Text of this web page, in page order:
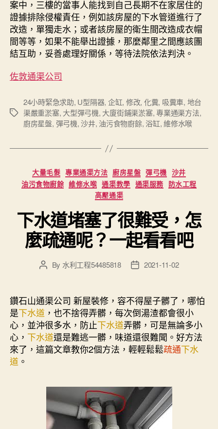
案中，三樓的當事人能找到自己長期不在家居住的
證據排除侵權責任，例如該房屋的下水管道進行了
改造，單獨走水；或者該房屋的衛生間改造成衣帽
間等等，如果不能舉出證據，那麼鄰里之間應該團
結互助，妥善處理好關係，等待法院依法判決。
佐敦通渠公司
Tags
24小時緊急求助, U型隔器, 企缸, 修改, 化糞, 吸糞車, 地台
渠嚴重淤塞, 大型彈弓機, 大廈街鋪渠淤塞,專業通渠方法,
廚房星盤, 彈弓機,沙井, 油污食物廚餘, 浴缸,維修水喉
Categories
大量毛髮 專業通渠方法 廚房星盤 彈弓機 沙井
油污食物廚餘 維修水喉 通渠教學 通渠服務 防水工程
高壓通渠
下水道堵塞了很難受，怎
麼疏通呢？一起看看吧
PostBy 水利工程54485818
Post2021-11-02
鑽石山通渠公司 新屋裝修，容不得屋子髒了，哪怕
是下水道 ，也不捨得弄髒，每次倒湯渣都會很小
心，並沖很多水，防止下水道弄髒，可是無論多小
心， 下水道還是難逃一髒，味道還很難聞。好方法
來了，這篇文章教你2個方法，輕輕鬆鬆疏通下水
道 。